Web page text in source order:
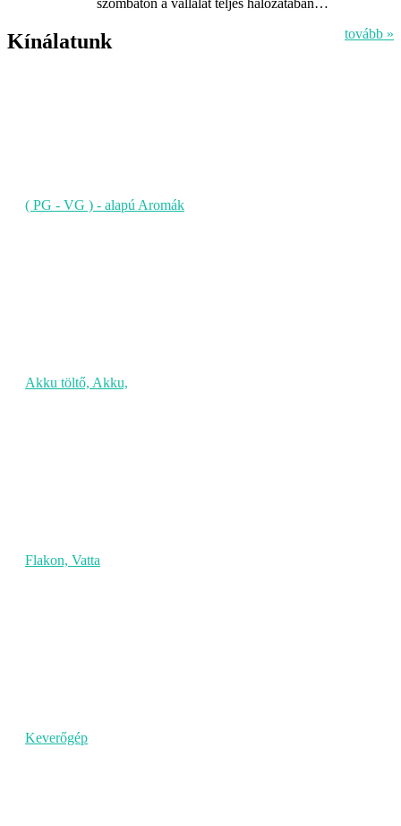
szombaton a vállalat teljes hálózatában…
tovább »
Kínálatunk
( PG - VG ) - alapú Aromák
Akku töltő, Akku,
Flakon, Vatta
Keverőgép